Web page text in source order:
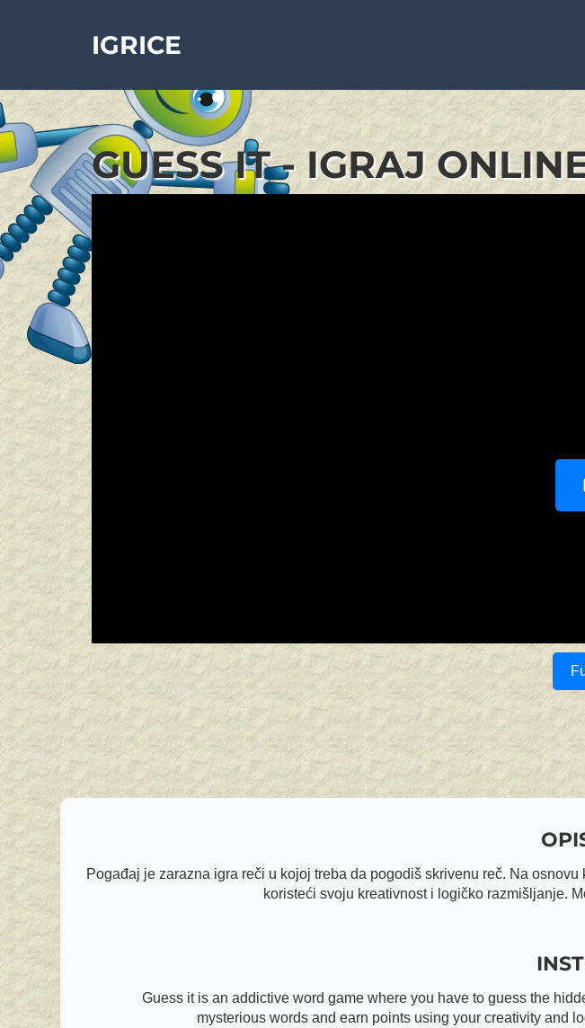
IGRICE
GUESS IT - IGRAJ
Pogađaj je zarazna igra reči u kojoj treba da pogodiš skrivenu reč. Na
koristeći svoju kreativnost i logičko razmišljanje.
Guess it is an addictive word game where you have to guess the
mysterious words and earn points using your creativity and